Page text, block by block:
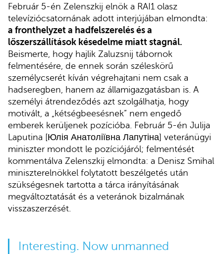
Február 5-én Zelenszkij elnök a RAI1 olasz
televíziócsatornának adott interjújában elmondta:
a fronthelyzet a hadfelszerelés és a
lőszerszállítások késedelme miatt stagnál.
Beismerte, hogy hajlik Zaluzsnij tábornok
felmentésére, de ennek során széleskörű
személycserét kíván végrehajtani nem csak a
hadseregben, hanem az államigazgatásban is. A
személyi átrendeződés azt szolgálhatja, hogy
motivált, a „kétségbeesésnek” nem engedő
emberek kerüljenek pozícióba. Február 5-én Julija
Laputina [Юлія Анатоліївна Лапутіна] veteránügyi
miniszter mondott le pozíciójáról; felmentését
kommentálva Zelenszkij elmondta: a Denisz Smihal
miniszterelnökkel folytatott beszélgetés után
szükségesnek tartotta a tárca irányításának
megváltoztatását és a veteránok bizalmának
visszaszerzését.
Interesting. Now unmanned